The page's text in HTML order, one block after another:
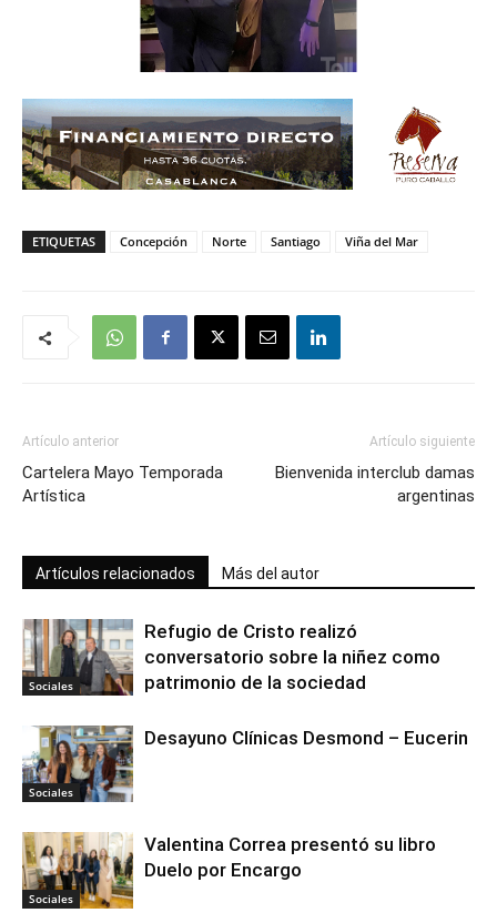
ETIQUETAS Concepción Norte Santiago Viña del Mar
Artículo anterior
Cartelera Mayo Temporada
Artística
Artículo siguiente
Bienvenida interclub damas
argentinas
Artículos relacionados Más del autor
Sociales
Refugio de Cristo realizó
conversatorio sobre la niñez como
patrimonio de la sociedad
Sociales
Desayuno Clínicas Desmond – Eucerin
Sociales
Valentina Correa presentó su libro
Duelo por Encargo